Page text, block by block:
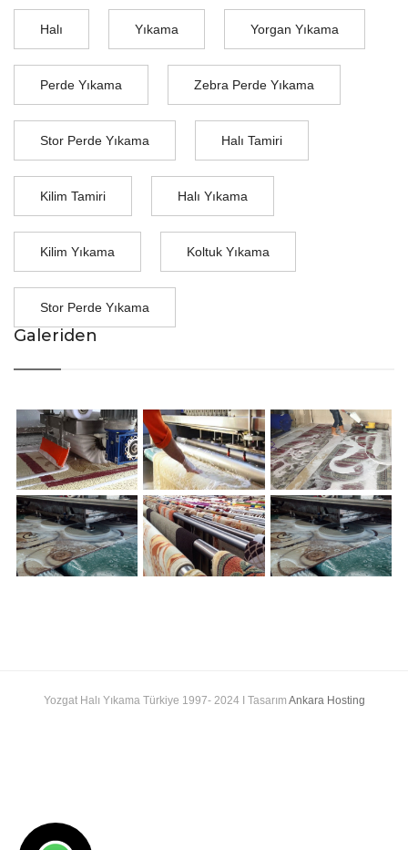
Halı Yıkama Yorgan Yıkama
Perde Yıkama Zebra Perde Yıkama
Stor Perde Yıkama Halı Tamiri
Kilim Tamiri Halı Yıkama
Kilim Yıkama Koltuk Yıkama
Stor Perde Yıkama
Galeriden
Yozgat Halı Yıkama Türkiye 1997- 2024 I Tasarım Ankara Hosting